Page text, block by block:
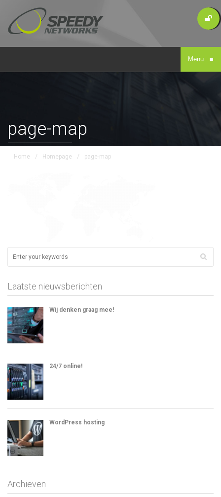
Menu ≡
page-map
Home / Homepage / page-map
Laatste nieuwsberichten
Wij denken graag mee!
24/7 online!
WordPress hosting
Archieven